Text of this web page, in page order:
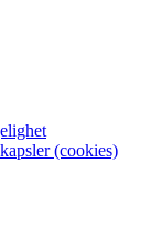
(cookies)